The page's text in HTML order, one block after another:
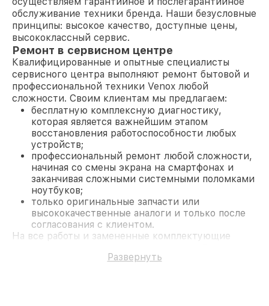
обслуживание техники бренда. Наши безусловные
принципы: высокое качество, доступные цены,
высококлассный сервис.
Ремонт в сервисном центре
Квалифицированные и опытные специалисты
сервисного центра выполняют ремонт бытовой и
профессиональной техники Venox любой
сложности. Своим клиентам мы предлагаем:
бесплатную комплексную диагностику,
которая является важнейшим этапом
восстановления работоспособности любых
устройств;
профессиональный ремонт любой сложности,
начиная со смены экрана на смартфонах и
заканчивая сложными системными поломками
ноутбуков;
только оригинальные запчасти или
высококачественные аналоги и только после
согласования с клиентом.
На все работы и замененные комплектующие
поломки по условиям гарантии, мы бесплатно
Развернуть